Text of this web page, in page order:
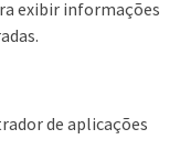
exibir informações
de aplicações